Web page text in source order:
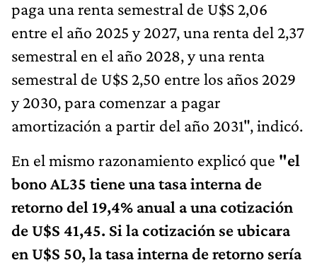
paga una renta semestral de U$S 2,06
entre el año 2025 y 2027, una renta del 2,37
semestral en el año 2028, y una renta
semestral de U$S 2,50 entre los años 2029
y 2030, para comenzar a pagar
amortización a partir del año 2031", indicó.
En el mismo razonamiento explicó que "el
bono AL35 tiene una tasa interna de
retorno del 19,4% anual a una cotización
de U$S 41,45. Si la cotización se ubicara
en U$S 50, la tasa interna de retorno sería